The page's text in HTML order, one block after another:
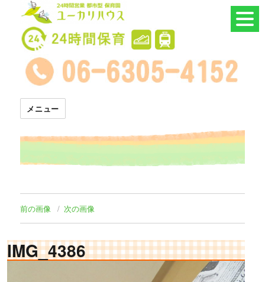
24時間託児所 ユーカリハウス
メニュー
前の画像 次の画像
IMG_4386